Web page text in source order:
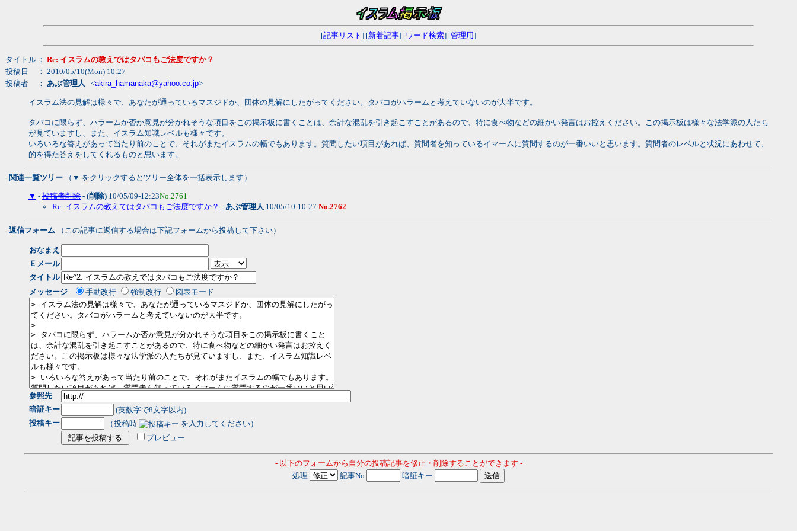
[記事リスト ] [新着記事] [ワード検索] [管理用]
タイトル ： Re: イスラムの教えではタバコもご法度ですか？
投稿日
： 2010/05/10(Mon) 10:27
投稿者
： あぶ管理人 <akira_hamanaka@yahoo.co.jp>
イスラム法の見解は様々で、あなたが通っているマスジドか、団体の見解にしたがってください。タバコがハラームと考えていないのが大半です。
タバコに限らず、ハラームか否か意見が分かれそうな項目をこの掲示板に書くことは、余計な混乱を引き起こすことがあるので、特に食べ物などの細かい発言はお控えください。この掲示板は様々な法学派の人たち
が見ていますし、また、イスラム知識レベルも様々です。
いろいろな答えがあって当たり前のことで、それがまたイスラムの幅でもあります。質問したい項目があれば、質問者を知っているイマームに質問するのが一番いいと思います。質問者のレベルと状況にあわせて、
的を得た答えをしてくれるものと思います。
- 関連一覧ツリー （▼ をクリックするとツリー全体を一括表示します）
▼ - 投稿者削除 - (削除) 10/05/09-12:23No.2761
Re: イスラムの教えではタバコもご法度ですか？ - あぶ管理人 10/05/10-10:27 No.2762
- 返信フォーム （この記事に返信する場合は下記フォームから投稿して下さい）
おなまえ
Ｅメール
タイトル
メッセージ
手動改行 強制改行 図表モード
参照先
暗証キー
(英数字で8文字以内)
投稿キー
（投稿時
を入力してください）
プレビュー
- 以下のフォームから自分の投稿記事を修正・削除することができます -
処理
記事No 暗証キー